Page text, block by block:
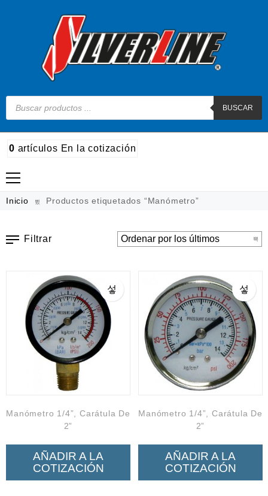
BUSCAR
0 artículos En la cotización
Madera
Automotriz e hidráulico
Ferretería
Mezcladoras
Línea de productos Virutex
Campismo
Ciclismo
Inicio Productos etiquetados “Manómetro”
Filtrar
Manómetro 1/4”, Carátula De
2”
AÑADIR A LA
COTIZACIÓN
Manómetro 1/4”, Carátula De
2”
AÑADIR A LA
COTIZACIÓN